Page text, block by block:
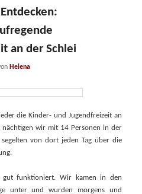
an der Schlei
Helena
die Kinder- und Jugendfreizeit an
nächtigen wir mit 14 Personen in der
von dort jeden Tag über die
gut funktioniert. Wir kamen in den
unter und wurden morgens und